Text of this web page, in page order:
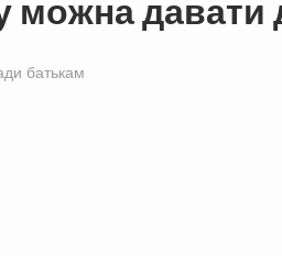
можна давати
батькам